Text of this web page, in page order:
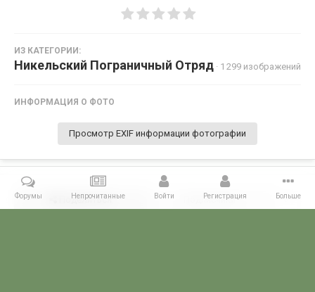
ИЗ КАТЕГОРИИ:
Никельский Пограничный Отряд · 1 299 изображений
ИНФОРМАЦИЯ О ФОТО
Просмотр EXIF информации фотографии
Поделиться Подписчики 0
Форумы Непрочитанные Войти Регистрация Больше